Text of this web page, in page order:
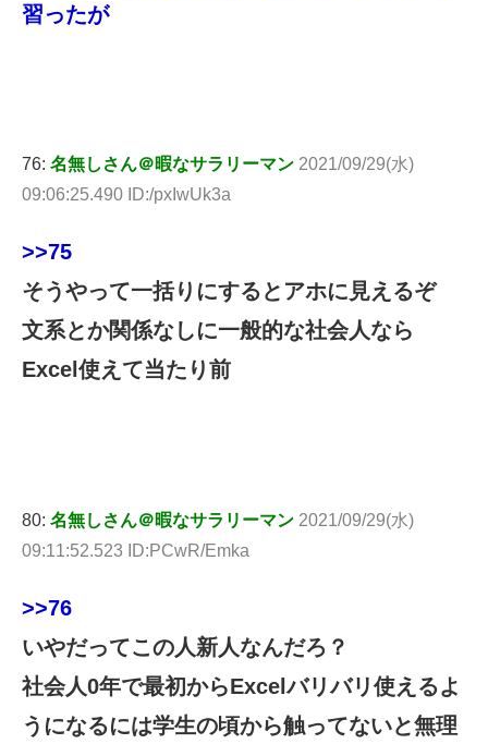
習ったが
76: 名無しさん＠暇なサラリーマン 2021/09/29(水)
09:06:25.490 ID:/pxIwUk3a
>>75
そうやって一括りにするとアホに見えるぞ
文系とか関係なしに一般的な社会人なら
Excel使えて当たり前
80: 名無しさん＠暇なサラリーマン 2021/09/29(水)
09:11:52.523 ID:PCwR/Emka
>>76
いやだってこの人新人なんだろ？
社会人0年で最初からExcelバリバリ使えるよ
うになるには学生の頃から触ってないと無理